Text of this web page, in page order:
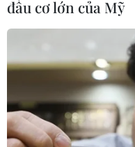
của đài WKBW-TV
ngoài trời tại Mỹ sẽ
thụ khi mặt cỏ hấp
nhiệt ngược lại,
ngạt do thiếu gió.
đầu cơ lớn của Mỹ